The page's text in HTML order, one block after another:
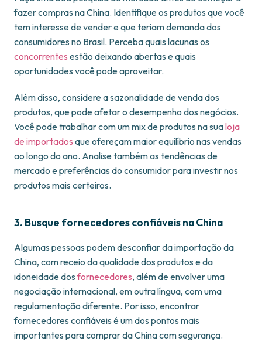
fazer compras na China. Identifique os produtos que você
tem interesse de vender e que teriam demanda dos
consumidores no Brasil. Perceba quais lacunas os
concorrentes estão deixando abertas e quais
oportunidades você pode aproveitar.
Além disso, considere a sazonalidade de venda dos
produtos, que pode afetar o desempenho dos negócios.
Você pode trabalhar com um mix de produtos na sualoja
de importados que ofereçam maior equilíbrio nas vendas
ao longo do ano. Analise também as tendências de
mercado e preferências do consumidor para investir nos
produtos mais certeiros.
3. Busque fornecedores confiáveis na China
Algumas pessoas podem desconfiar da importação da
China, com receio da qualidade dos produtos e da
idoneidade dosfornecedores, além de envolver uma
negociação internacional, em outra língua, com uma
regulamentação diferente. Por isso, encontrar
fornecedores confiáveis é um dos pontos mais
importantes para comprar da China com segurança.